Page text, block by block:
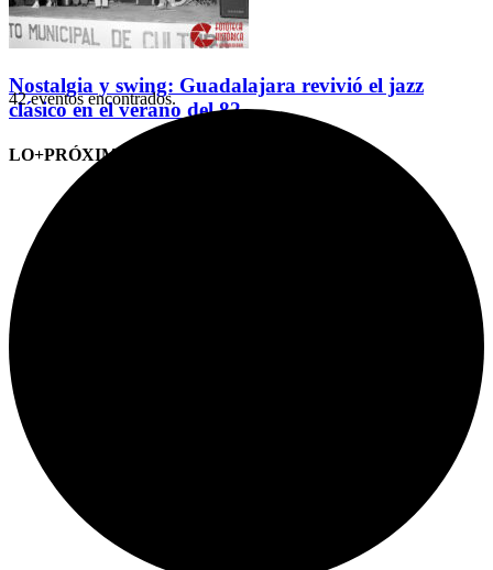
Nostalgia y swing: Guadalajara revivió el jazz
clásico en el verano del 82
LO+PRÓXIMO (CITAS)
42 eventos encontrados.